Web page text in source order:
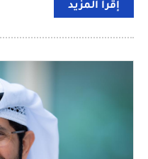
إقرأ المزيد